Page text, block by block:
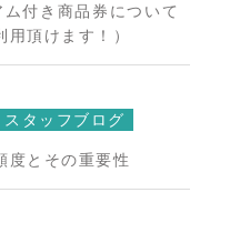
付き商品券について
用頂けます！）
スタッフブログ
度とその重要性